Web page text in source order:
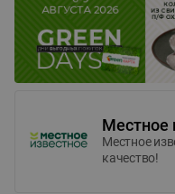
Местное
Местное
качество!